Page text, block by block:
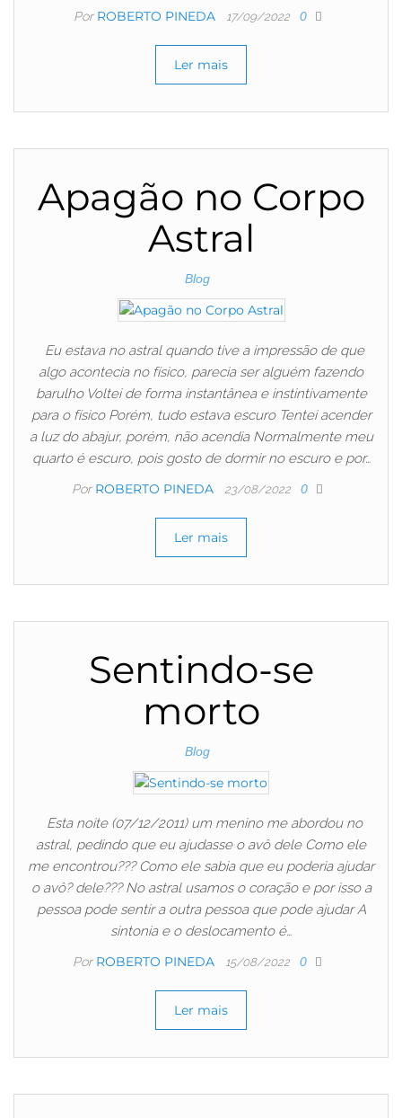
Por ROBERTO PINEDA 17/09/2022 0
Ler mais
Apagão no Corpo
Astral
Blog
Eu estava no astral quando tive a impressão de que
algo acontecia no físico, parecia ser alguém fazendo
barulho Voltei de forma instantânea e instintivamente
para o físico Porém, tudo estava escuro Tentei acender
a luz do abajur, porém, não acendia Normalmente meu
quarto é escuro, pois gosto de dormir no escuro e por…
Por ROBERTO PINEDA 23/08/2022 0
Ler mais
Sentindo-se
morto
Blog
Esta noite (07/12/2011) um menino me abordou no
astral, pedindo que eu ajudasse o avô dele Como ele
me encontrou??? Como ele sabia que eu poderia ajudar
o avô? dele??? No astral usamos o coração e por isso a
pessoa pode sentir a outra pessoa que pode ajudar A
sintonia e o deslocamento é…
Por ROBERTO PINEDA 15/08/2022 0
Ler mais